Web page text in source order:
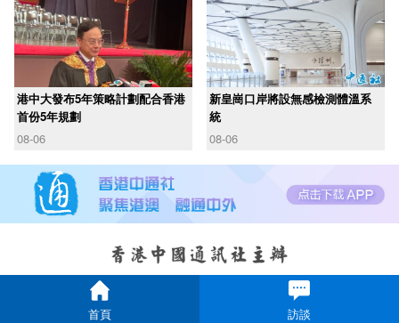
港中大發布5年策略計劃配合香港
首份5年規劃
08-06
新皇崗口岸將設無感檢測體溫系
統
08-06
首頁 訪談